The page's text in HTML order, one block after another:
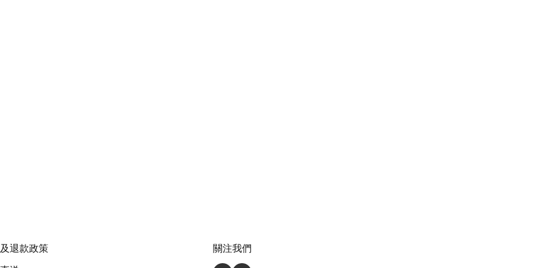
退款政策 關注我們